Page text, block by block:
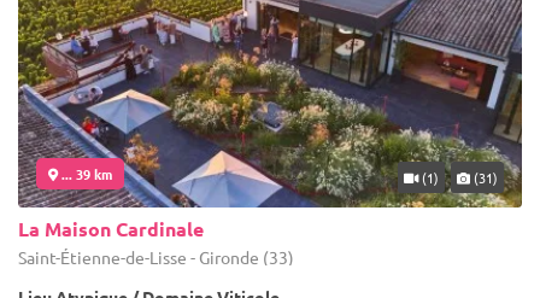
... 39 km (1) (31)
La Maison Cardinale
Saint-Étienne-de-Lisse - Gironde (33)